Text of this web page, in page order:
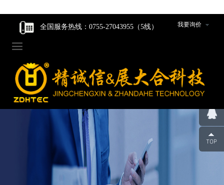
我要询价
全国服务热线：0755-27043955（5线）

走进我们
企业家风
公司简介
组织架构
走进我们
企业家风
公司简介
组织架构
智能核心产品
动力产品卷绕组件
数码产品卷绕组件
圆柱产品卷绕组件
裁切组件/裁切刀
冲切组件/冲切刀
圆柱封口组装线模具
智能核心产品
动力产品卷绕组件
数码产品卷绕组件
圆柱产品卷绕组件
裁切组件/裁切刀
冲切组件/冲切刀
圆柱封口组装线模具
制造中心
工程设计研发
生产设备
组件装配车间
新闻资讯
公司新闻
行业动态